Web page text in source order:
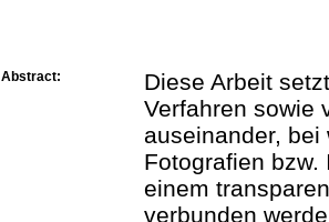
Abstract:
Diese Arbeit
Verfahren sowie
auseinander,
Fotografien
einem
verbunden